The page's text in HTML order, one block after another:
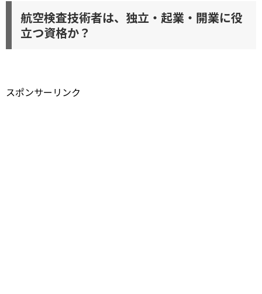
航空検査技術者は、独立・起業・開業に役
立つ資格か？
スポンサーリンク